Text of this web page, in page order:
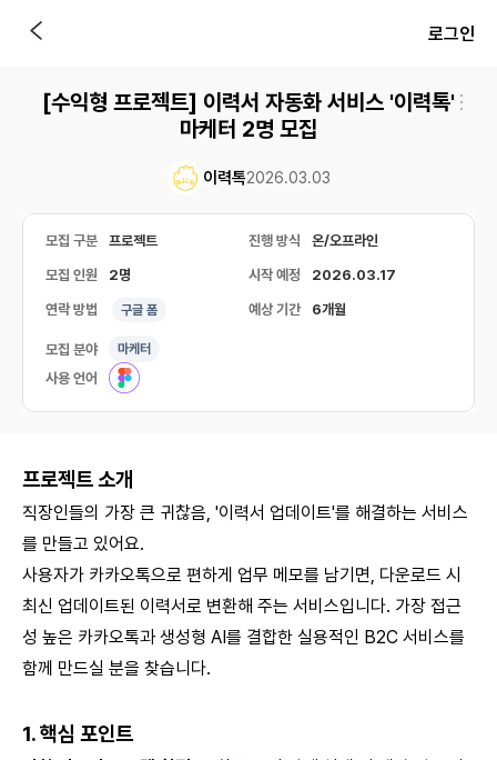
로그인
[수익형 프로젝트] 이력서 자동화 서비스 '이력톡'
마케터 2명 모집
이력톡2026.03.03
모집 구분 프로젝트 진행 방식 온/오프라인
모집 인원 2명 시작 예정 2026.03.17
연락 방법 구글 폼 예상 기간 6개월
모집 분야 마케터
사용 언어
프로젝트 소개
직장인들의 가장 큰 귀찮음, '이력서 업데이트'를 해결하는 서비스
를 만들고 있어요.
사용자가 카카오톡으로 편하게 업무 메모를 남기면, 다운로드 시
최신 업데이트된 이력서로 변환해 주는 서비스입니다. 가장 접근
성 높은 카카오톡과 생성형 AI를 결합한 실용적인 B2C 서비스를
함께 만드실 분을 찾습니다.
1. 핵심 포인트